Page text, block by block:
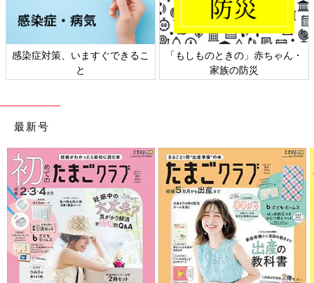
20:00頃、子宮口全開で出産の準備が整えられ、助産師さんの掛
け声と共に何度もいきみました。麻酔のおかげでいきんでいる時
も強い痛みはありませんでした。
「これが最後！」とひとふんばりしたとき、ついに赤ちゃんが生
まれました。しかし、周囲が一気にものものしい雰囲気に包ま
つきました。赤ちゃんは呼吸をしていない状態で生まれてきてい
ました。私はすぐに状況が飲み込めないまま、ぐったりとした赤
ちゃんを目で追っていたの覚えています。
長い間おなかの中で大切に大切に育んで、いろんなマイナートラ
ブルも乗り越えて、赤ちゃんにいっぱい声がけをしたのに……。
頭の中で9カ月間の思い出が駆け巡りました。
そんなことを考えながら5分ほど経った時、赤ちゃんが堰を切っ
感染症対策、いますぐできるこ
と
「もしものときの」赤ちゃん・
家族の防災
最新号